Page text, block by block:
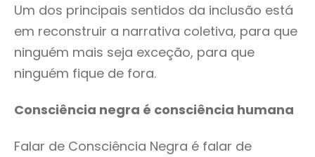
Um dos principais sentidos da inclusão está
em reconstruir a narrativa coletiva, para que
ninguém mais seja exceção, para que
ninguém fique de fora.
Consciência negra é consciência humana
Falar de Consciência Negra é falar de